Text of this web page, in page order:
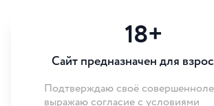
18+
Сайт предназначен для
Подтверждаю своё
выражаю согласие с условиями